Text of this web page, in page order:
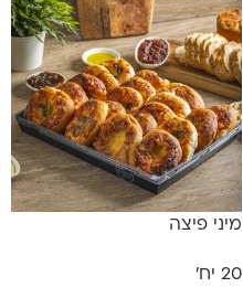
מיני פיצה
20 יח'